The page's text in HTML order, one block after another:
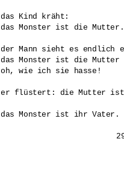
das Kind kräht:
das Monster ist die Mutter.
der Mann sieht es endlich
das Monster ist die Mutter
oh, wie ich sie hasse!
er flüstert: die Mutter
das Monster ist ihr Vater.